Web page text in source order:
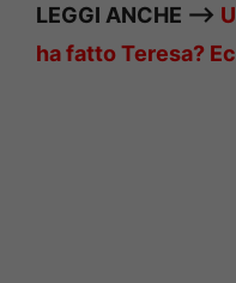
LEGGI ANCHE –>
ha fatto Teresa?